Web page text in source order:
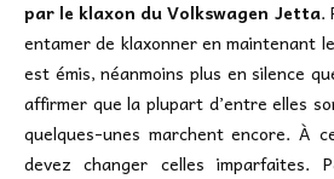
par le klaxon du Volkswagen Jetta.
entamer de klaxonner en maintenant
est émis, néanmoins plus en silence
affirmer que la plupart d’entre elles
quelques-unes marchent encore. À
devez changer celles imparfaites.